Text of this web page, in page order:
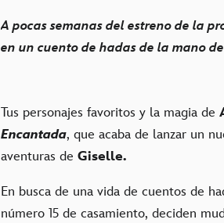
A pocas semanas del estreno de la
en un cuento de hadas de la mano
Tus personajes favoritos y la magia de
Encantada, que acaba de lanzar un
aventuras de Giselle.
En busca de una vida de cuentos de
número 15 de casamiento, deciden